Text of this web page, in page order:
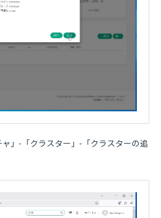
」-「クラスター」-「クラスターの追